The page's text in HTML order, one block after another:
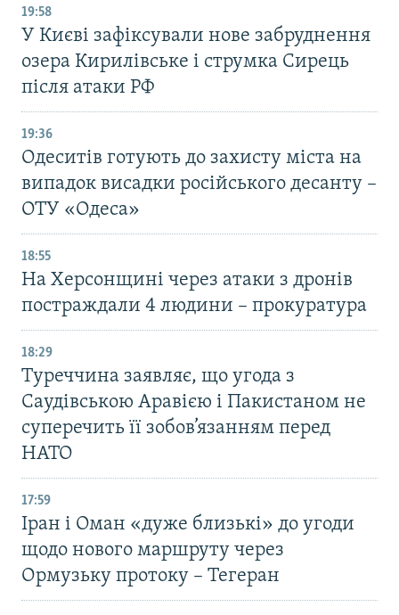
19:58
У Києві зафіксували нове забруднення
озера Кирилівське і струмка Сирець
після атаки РФ
19:36
Одеситів готують до захисту міста на
випадок висадки російського десанту –
ОТУ «Одеса»
18:55
На Херсонщині через атаки з дронів
постраждали 4 людини – прокуратура
18:29
Туреччина заявляє, що угода з
Саудівською Аравією і Пакистаном не
суперечить її зобов’язанням перед
НАТО
17:59
Іран і Оман «дуже близькі» до угоди
щодо нового маршруту через
Ормузьку протоку – Тегеран